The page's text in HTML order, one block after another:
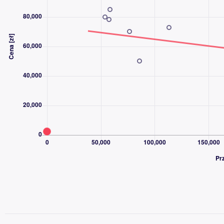
Pakiet ST-Line:
- Tylny spojler – duży, lakierowany w kolorze nadwozia
- Lakierowane zaciski hamulców
Pakiet Technology:
- Head-Up display - wyświetlacz przezierny
Pakiet Winter:
- przednie fotele - podgrzewane, z regulacją temperatury